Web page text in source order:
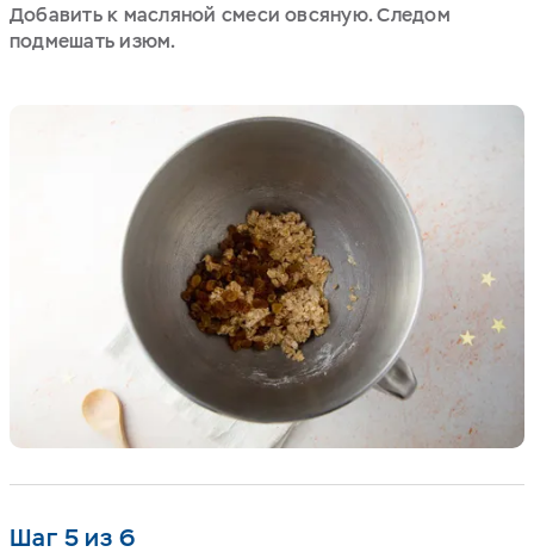
Добавить к масляной смеси овсяную. Следом
подмешать изюм.
Шаг 5 из 6